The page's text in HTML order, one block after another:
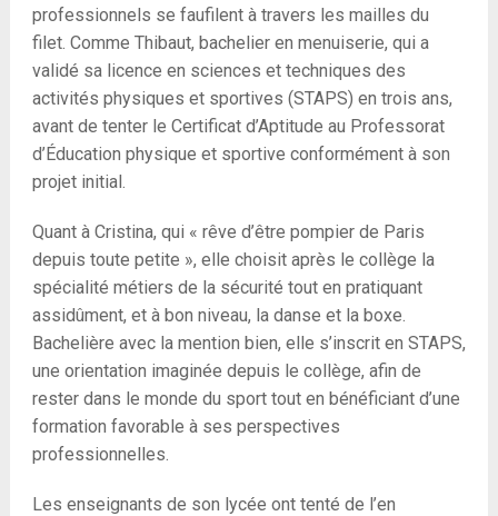
professionnels se faufilent à travers les mailles du
filet. Comme Thibaut, bachelier en menuiserie, qui a
validé sa licence en sciences et techniques des
activités physiques et sportives (STAPS) en trois ans,
avant de tenter le Certificat d’Aptitude au Professorat
d’Éducation physique et sportive conformément à son
projet initial.
Quant à Cristina, qui « rêve d’être pompier de Paris
depuis toute petite », elle choisit après le collège la
spécialité métiers de la sécurité tout en pratiquant
assidûment, et à bon niveau, la danse et la boxe.
Bachelière avec la mention bien, elle s’inscrit en STAPS,
une orientation imaginée depuis le collège, afin de
rester dans le monde du sport tout en bénéficiant d’une
formation favorable à ses perspectives
professionnelles.
Les enseignants de son lycée ont tenté de l’en